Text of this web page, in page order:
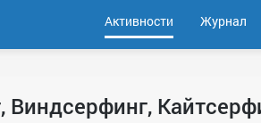
Активности Журнал
Виндсерфинг,